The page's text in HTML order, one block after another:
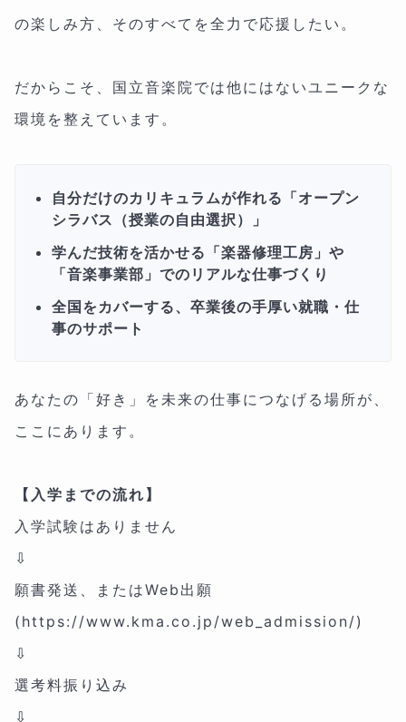
の楽しみ方、そのすべてを全力で応援したい。
だからこそ、国立音楽院では他にはないユニークな
環境を整えています。
自分だけのカリキュラムが作れる「オープン
シラバス（授業の自由選択）」
学んだ技術を活かせる「楽器修理工房」や
「音楽事業部」でのリアルな仕事づくり
全国をカバーする、卒業後の手厚い就職・仕
事のサポート
あなたの「好き」を未来の仕事につなげる場所が、
ここにあります。
【入学までの流れ】
入学試験はありません
⇩
願書発送、またはWeb出願
(https://www.kma.co.jp/web_admission/)
⇩
選考料振り込み
⇩